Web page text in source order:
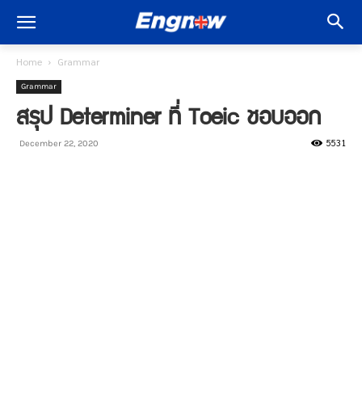
Home Grammar
Grammar
สรุป Determiner ที่ Toeic ชอบออก
December 22, 2020 5531